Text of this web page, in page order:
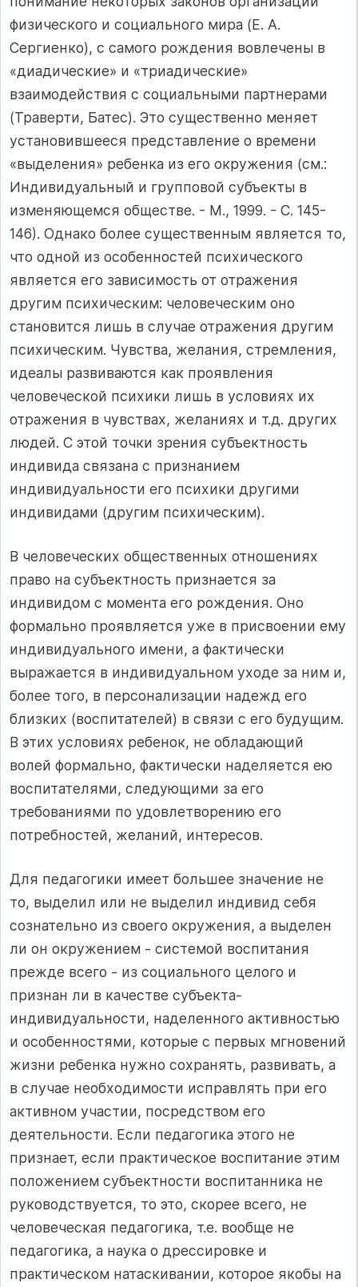
физического и социального мира (Е. А.
Сергиенко), с самого рождения вовлечены в
«диадические» и «триадические»
взаимодействия с социальными партнерами
(Траверти, Батес). Это существенно меняет
установившееся представление о времени
«выделения» ребенка из его окружения (см.:
Индивидуальный и групповой субъекты в
изменяющемся обществе. - М., 1999. - С. 145-
146). Однако более существенным является то,
что одной из особенностей психического
является его зависимость от отражения
другим психическим: человеческим оно
становится лишь в случае отражения другим
психическим. Чувства, желания, стремления,
идеалы развиваются как проявления
человеческой психики лишь в условиях их
отражения в чувствах, желаниях и т.д. других
людей. С этой точки зрения субъектность
индивида связана с признанием
индивидуальности его психики другими
индивидами (другим психическим).
В человеческих общественных отношениях
право на субъектность признается за
индивидом с момента его рождения. Оно
формально проявляется уже в присвоении ему
индивидуального имени, а фактически
выражается в индивидуальном уходе за ним и,
более того, в персонализации надежд его
близких (воспитателей) в связи с его будущим.
В этих условиях ребенок, не обладающий
волей формально, фактически наделяется ею
воспитателями, следующими за его
требованиями по удовлетворению его
потребностей, желаний, интересов.
Для педагогики имеет большее значение не
то, выделил или не выделил индивид себя
сознательно из своего окружения, а выделен
ли он окружением - системой воспитания
прежде всего - из социального целого и
признан ли в качестве субъекта-
индивидуальности, наделенного активностью
и особенностями, которые с первых мгновений
жизни ребенка нужно сохранять, развивать, а
в случае необходимости исправлять при его
активном участии, посредством его
деятельности. Если педагогика этого не
признает, если практическое воспитание этим
положением субъектности воспитанника не
руководствуется, то это, скорее всего, не
человеческая педагогика, т.е. вообще не
педагогика, а наука о дрессировке и
практическом натаскивании, которое якобы на